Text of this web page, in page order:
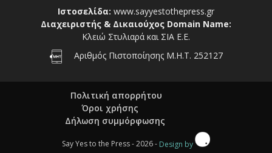
Ιστοσελίδα: www.sayyestothepress.gr
Διαχειριστής & Δικαιούχος Domain Name:
Κλειώ Στυλιαρά και ΣΙΑ Ε.Ε.
Αριθμός Πιστοποίησης Μ.Η.Τ. 252127
Πολιτική απορρήτου
Όροι χρήσης
Δήλωση συμμόρφωσης
Say Yes to the Press - 2026 - Design by